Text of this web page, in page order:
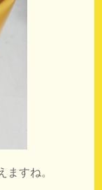
すね。